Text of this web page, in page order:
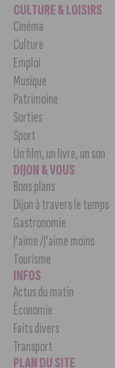
CULTURE & LOISIRS
Cinéma
Culture
Emploi
Musique
Patrimoine
Sorties
Sport
Un film, un livre, un son
DIJON & VOUS
Bons plans
Dijon à travers le temps
Gastronomie
J’aime /J’aime moins
Tourisme
INFOS
Actus du matin
Économie
Faits divers
Transport
PLAN DU SITE